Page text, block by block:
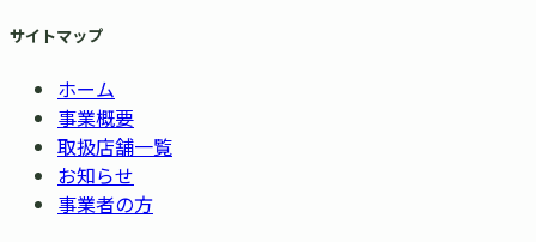
サイトマップ
ホーム
事業概要
取扱店舗一覧
お知らせ
事業者の方